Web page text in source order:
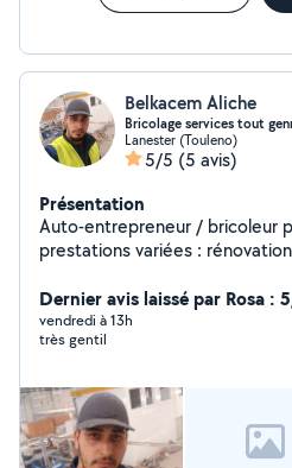
projets !
Belkacem Aliche
Bricolage services tout
Lanester (Touleno)
5/5 (5 avis)
Présentation
Auto-entrepreneur / bricoleur
prestations variées :
dépannage du quotidien et
Interventions sérieuses et
Dernier avis laissé par Rosa :
vendredi à 13h
très gentil